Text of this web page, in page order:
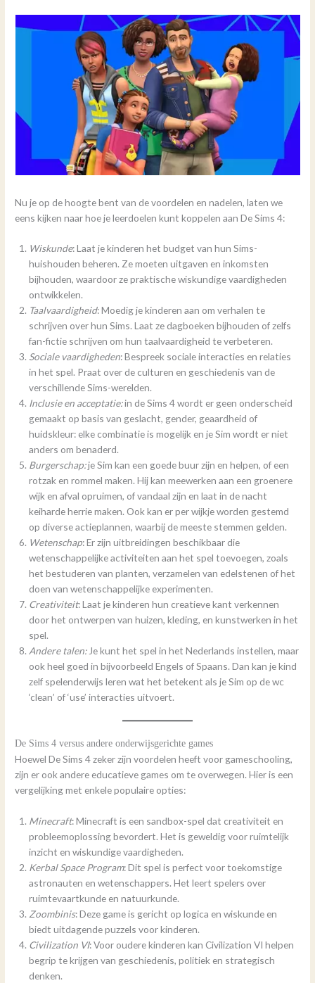
Nu je op de hoogte bent van de voordelen en nadelen, laten we
eens kijken naar hoe je leerdoelen kunt koppelen aan De Sims 4:
Wiskunde: Laat je kinderen het budget van hun Sims-
huishouden beheren. Ze moeten uitgaven en inkomsten
bijhouden, waardoor ze praktische wiskundige vaardigheden
ontwikkelen.
Taalvaardigheid: Moedig je kinderen aan om verhalen te
schrijven over hun Sims. Laat ze dagboeken bijhouden of zelfs
fan-fictie schrijven om hun taalvaardigheid te verbeteren.
Sociale vaardigheden: Bespreek sociale interacties en relaties
in het spel. Praat over de culturen en geschiedenis van de
verschillende Sims-werelden.
Inclusie en acceptatie:in de Sims 4 wordt er geen onderscheid
gemaakt op basis van geslacht, gender, geaardheid of
huidskleur: elke combinatie is mogelijk en je Sim wordt er niet
anders om benaderd.
Burgerschap:je Sim kan een goede buur zijn en helpen, of een
rotzak en rommel maken. Hij kan meewerken aan een groenere
wijk en afval opruimen, of vandaal zijn en laat in de nacht
keiharde herrie maken. Ook kan er per wijkje worden gestemd
op diverse actieplannen, waarbij de meeste stemmen gelden.
Wetenschap: Er zijn uitbreidingen beschikbaar die
wetenschappelijke activiteiten aan het spel toevoegen, zoals
het bestuderen van planten, verzamelen van edelstenen of het
doen van wetenschappelijke experimenten.
Creativiteit: Laat je kinderen hun creatieve kant verkennen
door het ontwerpen van huizen, kleding, en kunstwerken in het
spel.
Andere talen:Je kunt het spel in het Nederlands instellen, maar
ook heel goed in bijvoorbeeld Engels of Spaans. Dan kan je kind
zelf spelenderwijs leren wat het betekent als je Sim op de wc
‘clean’ of ‘use’ interacties uitvoert.
De Sims 4 versus andere onderwijsgerichte games
Hoewel De Sims 4 zeker zijn voordelen heeft voor gameschooling,
zijn er ook andere educatieve games om te overwegen. Hier is een
vergelijking met enkele populaire opties:
Minecraft: Minecraft is een sandbox-spel dat creativiteit en
probleemoplossing bevordert. Het is geweldig voor ruimtelijk
inzicht en wiskundige vaardigheden.
Kerbal Space Program: Dit spel is perfect voor toekomstige
astronauten en wetenschappers. Het leert spelers over
ruimtevaartkunde en natuurkunde.
Zoombinis: Deze game is gericht op logica en wiskunde en
biedt uitdagende puzzels voor kinderen.
Civilization VI: Voor oudere kinderen kan Civilization VI helpen
begrip te krijgen van geschiedenis, politiek en strategisch
denken.